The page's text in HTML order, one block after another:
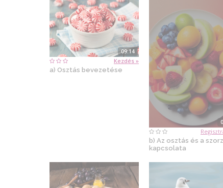
09:14
Kezdés »
a) Osztás bevezetése
b) Az osztás és a
kapcsolata